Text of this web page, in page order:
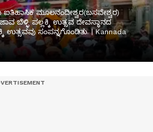
ಮೂಲನಂದೀಶ್ವರ(ಬಸವೇಶ್ವರ)
ಬೆಳ್ಳಿ ಪಲ್ಲಕ್ಕಿ ಉತ್ಸವ ದೇವಸ್ಥಾನದ
ಉತ್ಸವವು ಸಂಪನ್ನಗೊಂಡಿತು. | Kannada